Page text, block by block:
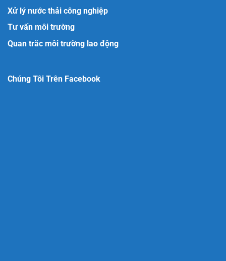
Xử lý nước thải công nghiệp
Tư vấn môi trường
Quan trắc môi trường lao động
Chúng Tôi Trên Facebook